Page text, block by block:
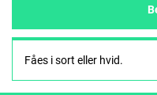
Fåes i sort eller hvid.